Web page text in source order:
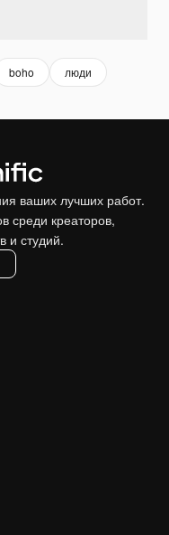
boho люди
ваших лучших работ.
среди креаторов,
и студий.